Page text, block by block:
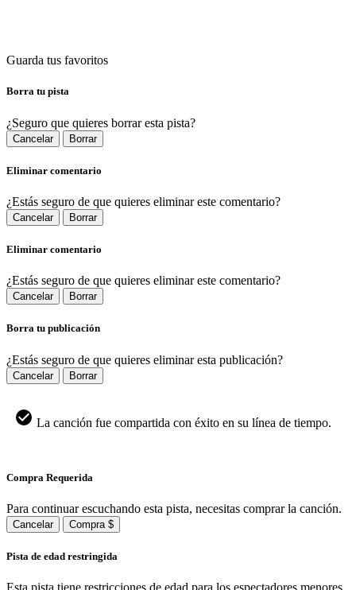
Guarda tus favoritos
Borra tu pista
¿Seguro que quieres borrar esta pista?
Cancelar Borrar
Eliminar comentario
¿Estás seguro de que quieres eliminar este comentario?
Cancelar Borrar
Eliminar comentario
¿Estás seguro de que quieres eliminar este comentario?
Cancelar Borrar
Borra tu publicación
¿Estás seguro de que quieres eliminar esta publicación?
Cancelar Borrar
La canción fue compartida con éxito en su línea de tiempo.
Compra Requerida
Para continuar escuchando esta pista, necesitas comprar la canción.
Cancelar Compra $
Pista de edad restringida